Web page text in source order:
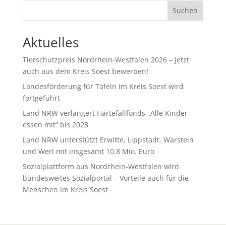
Suchen
Aktuelles
Tierschutzpreis Nordrhein-Westfalen 2026 – Jetzt
auch aus dem Kreis Soest bewerben!
Landesförderung für Tafeln im Kreis Soest wird
fortgeführt
Land NRW verlängert Härtefallfonds „Alle Kinder
essen mit“ bis 2028
Land NRW unterstützt Erwitte, Lippstadt, Warstein
und Werl mit insgesamt 10,8 Mio. Euro
Sozialplattform aus Nordrhein-Westfalen wird
bundesweites Sozialportal – Vorteile auch für die
Menschen im Kreis Soest